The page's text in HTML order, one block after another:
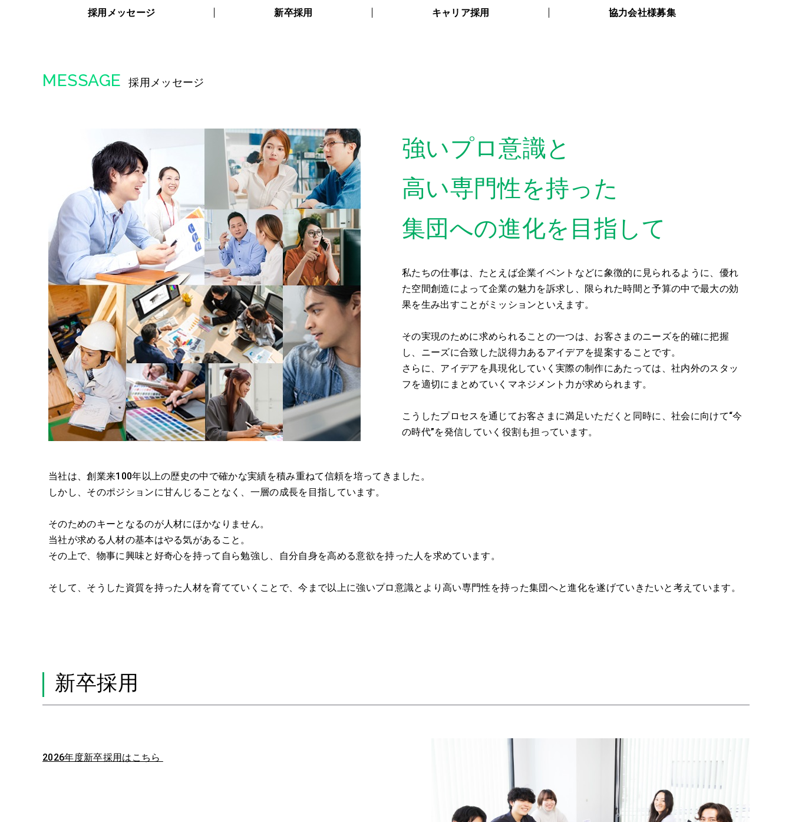
採用メッセージ 新卒採用 キャリア採用 協力会社様募集
MESSAGE 採用メッセージ
強いプロ意識と
高い専門性を持った
集団への進化を目指して
私たちの仕事は、たとえば企業イベントなどに象徴的に見られるように、優れ
た空間創造によって企業の魅力を訴求し、限られた時間と予算の中で最大の効
果を生み出すことがミッションといえます。
その実現のために求められることの一つは、お客さまのニーズを的確に把握
し、ニーズに合致した説得力あるアイデアを提案することです。
さらに、アイデアを具現化していく実際の制作にあたっては、社内外のスタッ
フを適切にまとめていくマネジメント力が求められます。
こうしたプロセスを通じてお客さまに満足いただくと同時に、社会に向けて“今
の時代”を発信していく役割も担っています。
当社は、創業来100年以上の歴史の中で確かな実績を積み重ねて信頼を培ってきました。
しかし、そのポジションに甘んじることなく、一層の成長を目指しています。
そのためのキーとなるのが人材にほかなりません。
当社が求める人材の基本はやる気があること。
その上で、物事に興味と好奇心を持って自ら勉強し、自分自身を高める意欲を持った人を求めています。
そして、そうした資質を持った人材を育てていくことで、今まで以上に強いプロ意識とより高い専門性を持った集団へと進化を遂げていきたいと考えています。
新卒採用
2026年度新卒採用はこちら